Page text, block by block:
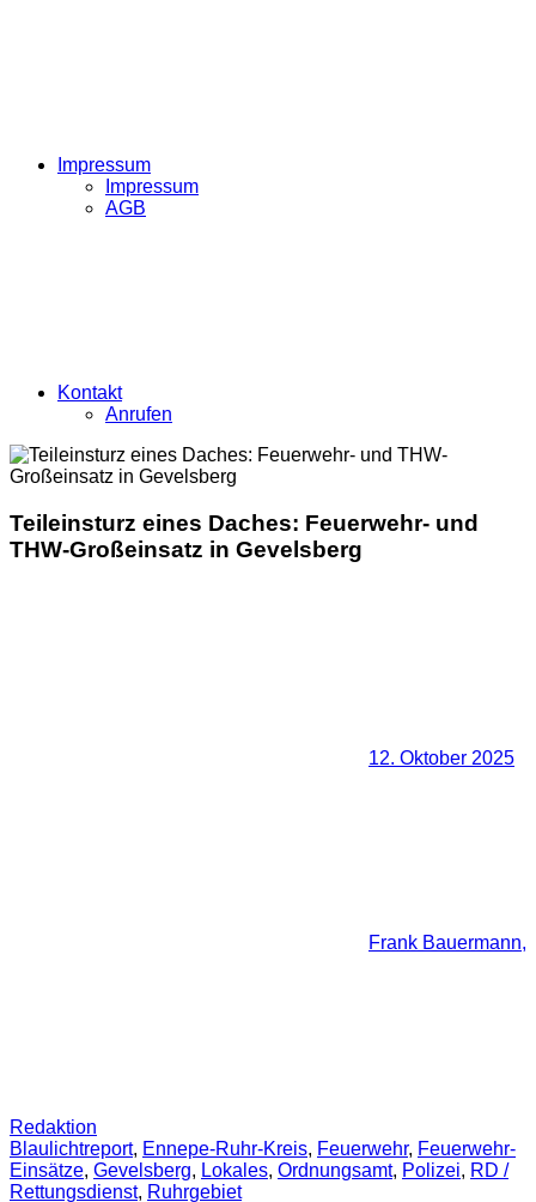
Impressum
Impressum
AGB
Kontakt
Anrufen
Teileinsturz eines Daches: Feuerwehr- und
THW-Großeinsatz in Gevelsberg
12. Oktober 2025
Frank Bauermann,
Redaktion
Blaulichtreport, Ennepe-Ruhr-Kreis, Feuerwehr, Feuerwehr-
Einsätze, Gevelsberg, Lokales, Ordnungsamt, Polizei, RD /
Rettungsdienst, Ruhrgebiet